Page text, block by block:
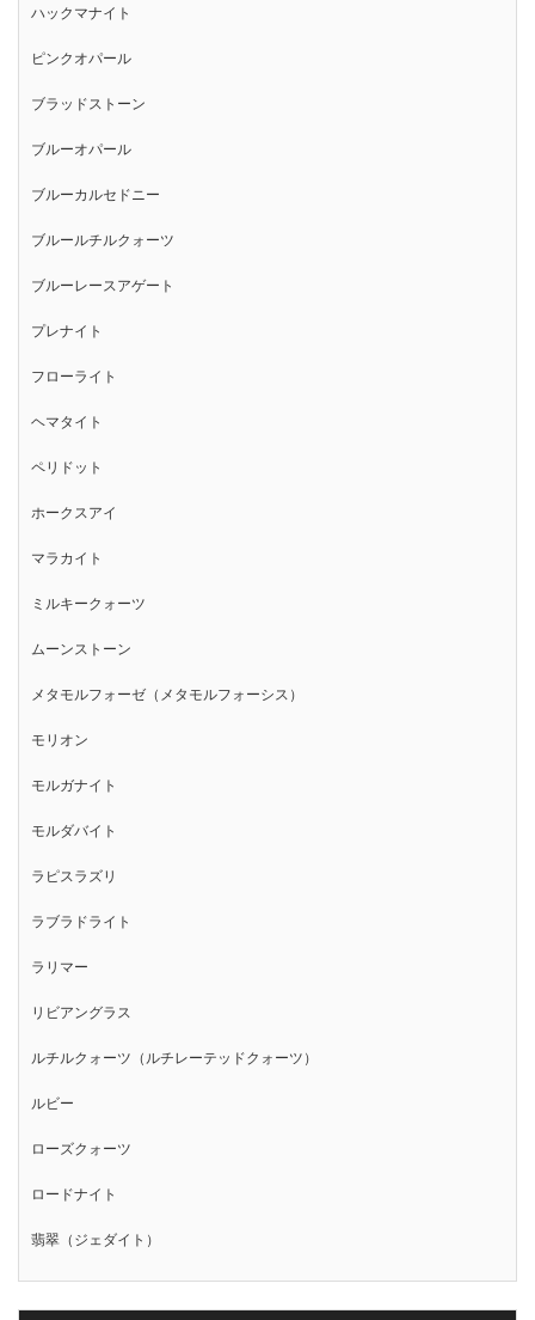
ハックマナイト
ピンクオパール
ブラッドストーン
ブルーオパール
ブルーカルセドニー
ブルールチルクォーツ
ブルーレースアゲート
プレナイト
フローライト
ヘマタイト
ペリドット
ホークスアイ
マラカイト
ミルキークォーツ
ムーンストーン
メタモルフォーゼ（メタモルフォーシス）
モリオン
モルガナイト
モルダバイト
ラピスラズリ
ラブラドライト
ラリマー
リビアングラス
ルチルクォーツ（ルチレーテッドクォーツ）
ルビー
ローズクォーツ
ロードナイト
翡翠（ジェダイト）